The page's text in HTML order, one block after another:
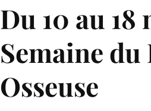
Du 10 au 18
Semaine
Osseuse